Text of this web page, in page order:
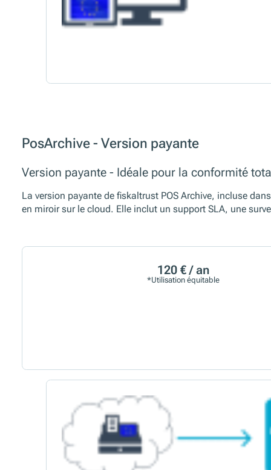
PosArchive - Version payante
Version payante - Idéale pour la conformité
La version payante de fiskaltrust POS Archive, incluse
en miroir sur le cloud. Elle inclut un support SLA, une
120 € / an
*Utilisation équitable